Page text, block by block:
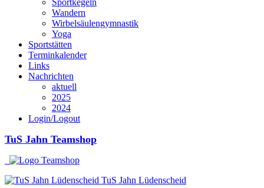
Sportkegeln
Wandern
Wirbelsäulengymnastik
Yoga
Sportstätten
Terminkalender
Links
Nachrichten
aktuell
2025
2024
Login/Logout
TuS Jahn Teamshop
TuS Jahn Lüdenscheid